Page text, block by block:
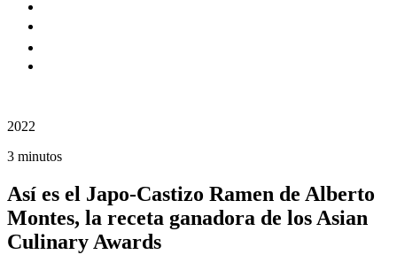
2022
3 minutos
Así es el Japo-Castizo Ramen de Alberto
Montes, la receta ganadora de los Asian
Culinary Awards